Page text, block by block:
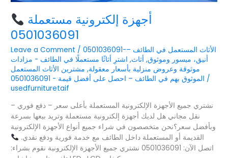
أجهزة إلكترونية مستعملة
0501036091
Leave a Comment /0501036091-الأثاث المستعمل في الطائف –
أنيق، ميسور وموثوق, أثاث, اشترِ أثاثًا مستعملًا في الطائف - مزادات
موثوقة وعروض منزلية بأسعار معقولة, مشترين الأثاث المستعمل
الموثوق بهم في الطائف – احصل على أفضل قيمة - 0501036091 /
usedfurnituretaif
نشتري جميع الأجهزة الإلكترونية المستعملة بأعلى سعر – دفع فوري –
نقل مجاني هل لديك أجهزة إلكترونية مستعملة وتريد بيعها بسرعة
وبأفضل سعر؟نحن متخصصون في شراء جميع أنواع الأجهزة الإلكترونية
القديمة أو المستعملة داخل الطائف مع خدمة فورية ودفع نقدي.
اتصل الآن: 0501036091 نشتري جميع الأجهزة الإلكترونية نقوم بشراء: